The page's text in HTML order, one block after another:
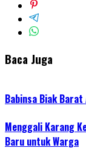
Baca Juga
Babinsa Biak
Menggali Karang
Baru untuk Warga